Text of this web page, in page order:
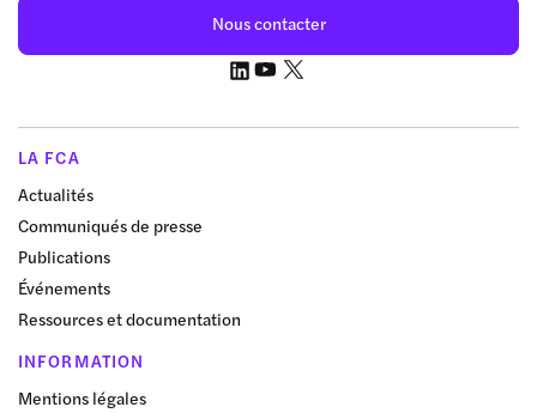
Nous contacter
LA FCA
Actualités
Communiqués de presse
Publications
Événements
Ressources et documentation
INFORMATION
Mentions légales